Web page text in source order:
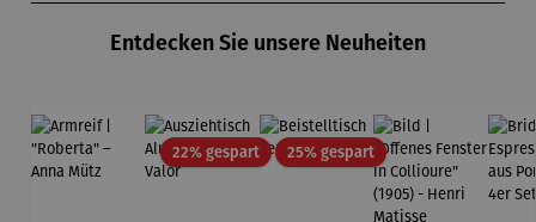
Entdecken Sie unsere Neuheiten
22% gespartRabatt25% gespartRabatt